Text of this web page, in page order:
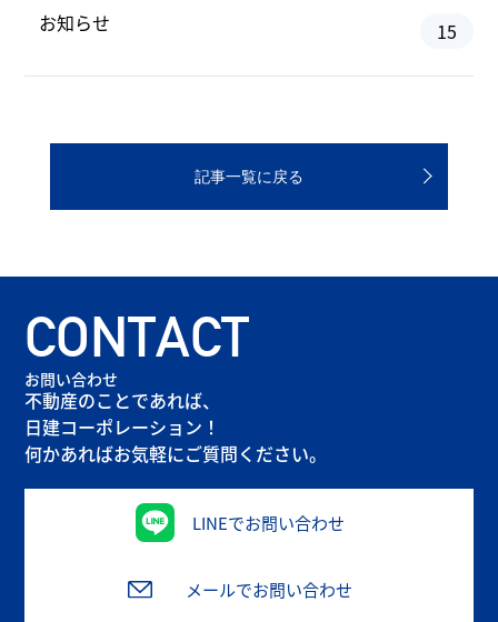
お知らせ 15
記事一覧に戻る
CONTACT
お問い合わせ
不動産のことであれば、
日建コーポレーション！
何かあればお気軽にご質問ください。
LINEでお問い合わせ
メールでお問い合わせ